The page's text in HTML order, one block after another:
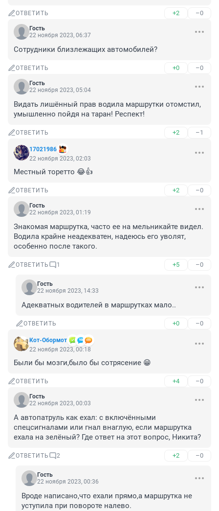
ОТВЕТИТЬ +2 –0
Гость
22 ноября 2023, 06:37
Сотрудники близлежащих автомобилей?
ОТВЕТИТЬ +0 –0
Гость
22 ноября 2023, 05:04
Видать лишённый прав водила маршрутки отомстил,
умышленно пойдя на таран! Респект!
ОТВЕТИТЬ +2 –1
17021986
22 ноября 2023, 02:03
Местный торетто 😂👍
ОТВЕТИТЬ +2 –0
Гость
22 ноября 2023, 01:19
Знакомая маршрутка, часто ее на мельникайте видел.
Водила крайне неадекватен, надеюсь его уволят,
особенно после такого.
ОТВЕТИТЬ 1 +5 –0
Гость
22 ноября 2023, 14:33
Адекватных водителей в маршрутках мало..
ОТВЕТИТЬ +0 –0
Кот-Обормот
22 ноября 2023, 00:18
Были бы мозги,было бы сотрясение 😁
ОТВЕТИТЬ +4 –0
Гость
22 ноября 2023, 00:03
А автопатруль как ехал: с включёнными
спецсигналами или гнал внаглую, если маршрутка
ехала на зелёный? Где ответ на этот вопрос, Никита?
ОТВЕТИТЬ 2 +2 –0
Гость
22 ноября 2023, 00:36
Вроде написано,что ехали прямо,а маршрутка не
уступила при повороте налево.